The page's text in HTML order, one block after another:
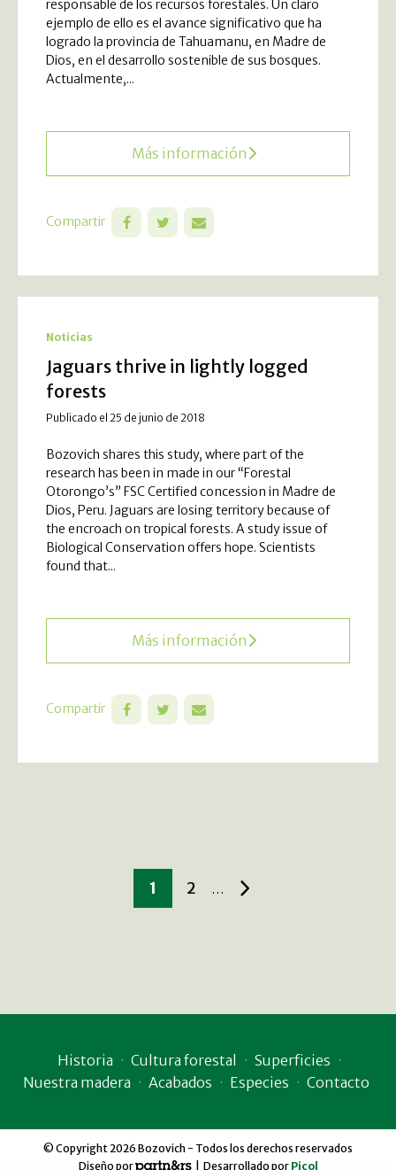
responsable de los recursos forestales. Un claro
ejemplo de ello es el avance significativo que ha
logrado la provincia de Tahuamanu, en Madre de
Dios, en el desarrollo sostenible de sus bosques.
Actualmente,...
Más información
Compartir
Noticias
Jaguars thrive in lightly logged
forests
Publicado el 25 de junio de 2018
Bozovich shares this study, where part of the
research has been in made in our “Forestal
Otorongo’s” FSC Certified concession in Madre de
Dios, Peru. Jaguars are losing territory because of
the encroach on tropical forests. A study issue of
Biological Conservation offers hope. Scientists
found that...
Más información
Compartir
1 2 …
Historia Cultura forestal
Superficies
Nuestra madera
Acabados Especies Contacto
© Copyright 2026 Bozovich - Todos los derechos reservados
Diseño por
| Desarrollado por Picol